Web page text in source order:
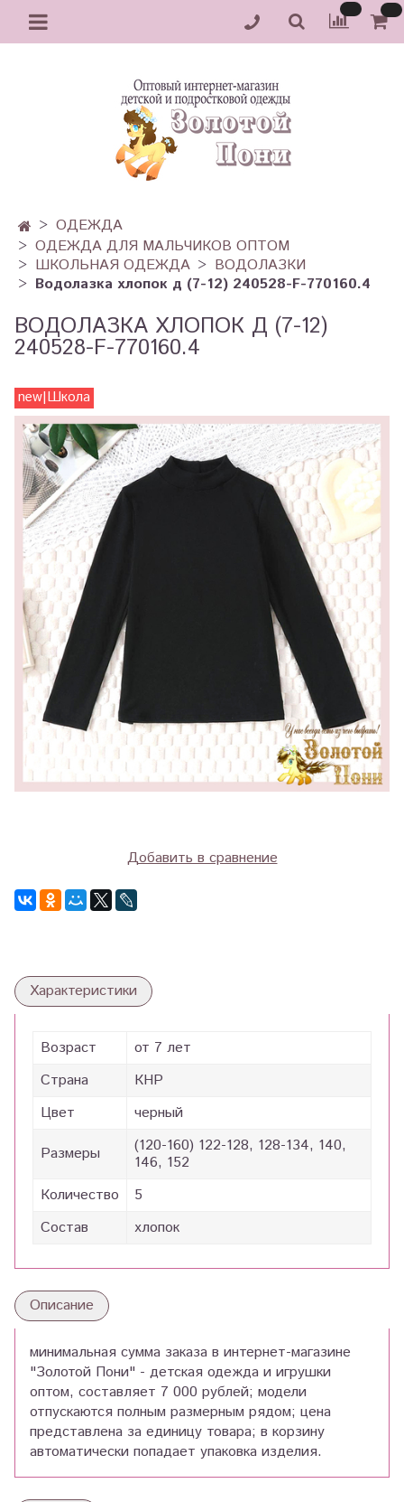
ОДЕЖДА
ОДЕЖДА ДЛЯ МАЛЬЧИКОВ ОПТОМ
ШКОЛЬНАЯ ОДЕЖДА
ВОДОЛАЗКИ
Водолазка хлопок д (7-12) 240528-F-770160.4
ВОДОЛАЗКА ХЛОПОК Д (7-12)
240528-F-770160.4
new|Школа
Добавить в сравнение
Характеристики
Возраст
от 7 лет
Страна
КНР
Цвет
черный
Размеры
(120-160) 122-128, 128-134, 140,
146, 152
Количество
5
Состав
хлопок
Описание
минимальная сумма заказа в интернет-магазине
"Золотой Пони" - детская одежда и игрушки
оптом, составляет 7 000 рублей; модели
отпускаются полным размерным рядом; цена
представлена за единицу товара; в корзину
автоматически попадает упаковка изделия.